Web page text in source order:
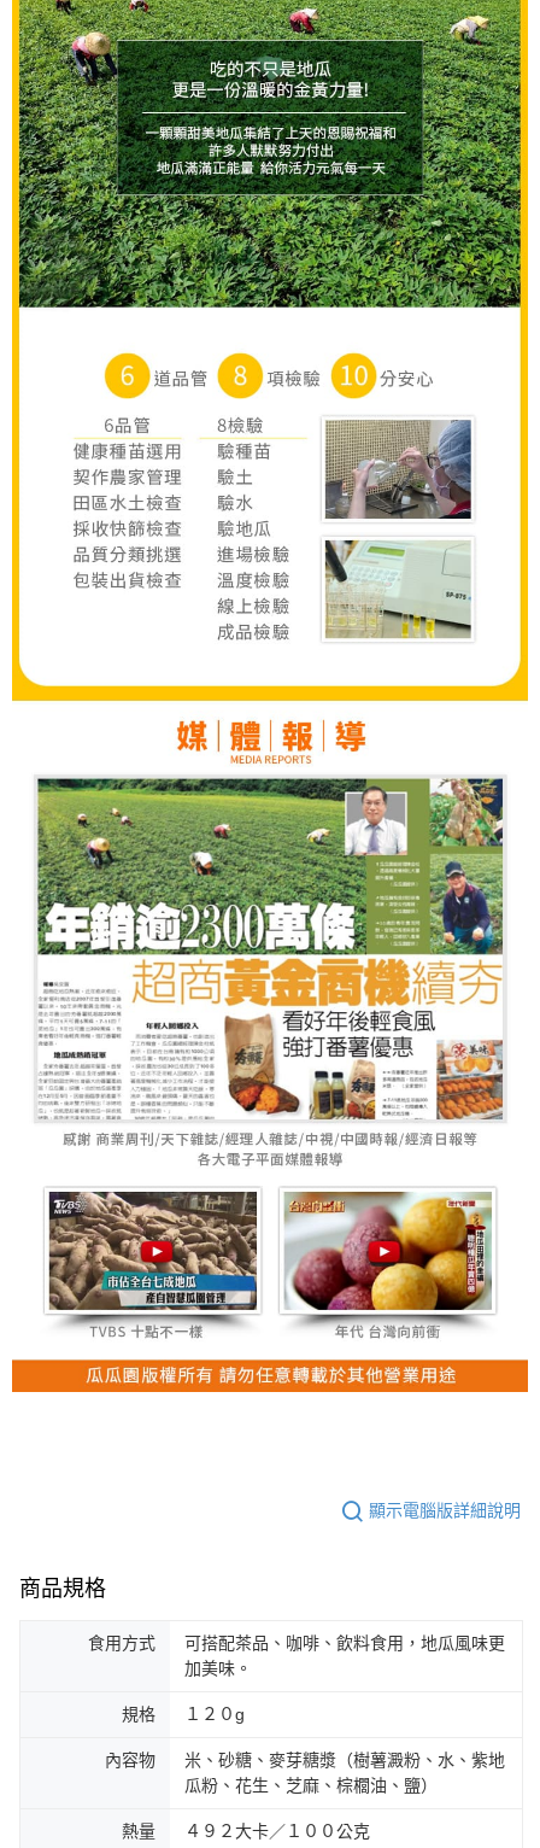
顯示電腦版詳細說明
商品規格
食用方式
可搭配茶品、咖啡、飲料食用，地瓜風味更
加美味。
規格 １２０g
內容物
米、砂糖、麥芽糖漿（樹薯澱粉、水、紫地
瓜粉、花生、芝麻、棕櫚油、鹽）
熱量 ４９２大卡／１００公克